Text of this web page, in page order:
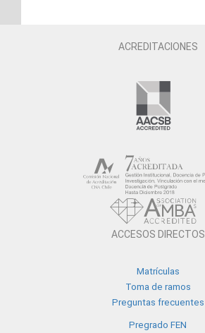
ACREDITACIONES
ACCESOS DIRECTOS
Matrículas
Toma de ramos
Preguntas frecuentes
Pregrado FEN